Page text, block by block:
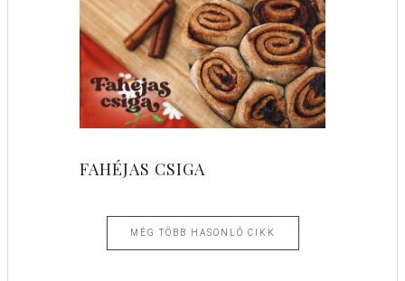
FAHÉJAS CSIGA
MÉG TÖBB HASONLÓ CIKK